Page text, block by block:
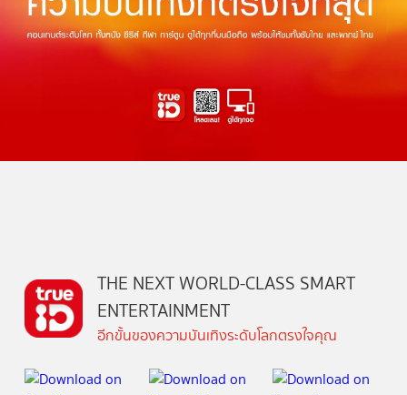
THE NEXT WORLD-CLASS SMART
ENTERTAINMENT
อีกขั้นของความบันเทิงระดับโลกตรงใจคุณ